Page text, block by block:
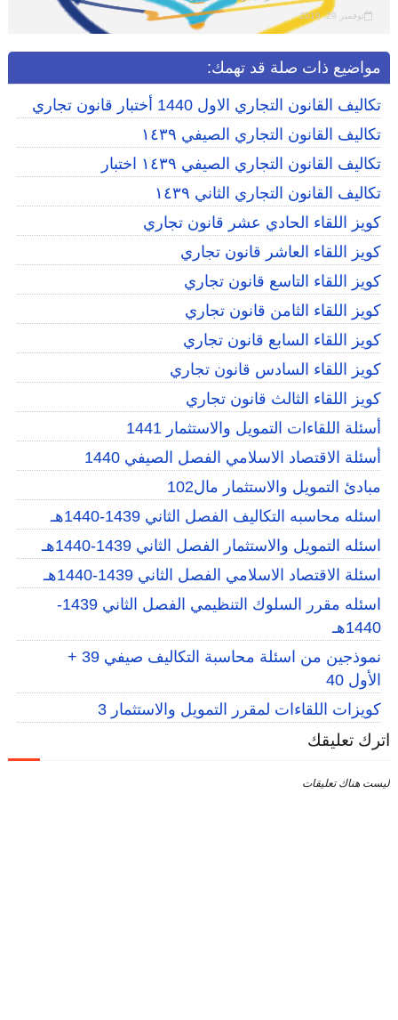
نوفمبر 29, 2019
مواضيع ذات صلة قد تهمك:
تكاليف القانون التجاري الاول 1440 أختبار قانون تجاري
تكاليف القانون التجاري الصيفي ١٤٣٩
تكاليف القانون التجاري الصيفي ١٤٣٩ اختبار
تكاليف القانون التجاري الثاني ١٤٣٩
كويز اللقاء الحادي عشر قانون تجاري
كويز اللقاء العاشر قانون تجاري
كويز اللقاء التاسع قانون تجاري
كويز اللقاء الثامن قانون تجاري
كويز اللقاء السابع قانون تجاري
كويز اللقاء السادس قانون تجاري
كويز اللقاء الثالث قانون تجاري
أسئلة اللقاءات التمويل والاستثمار 1441
أسئلة الاقتصاد الاسلامي الفصل الصيفي 1440
مبادئ التمويل والاستثمار مال102
اسئله محاسبه التكاليف الفصل الثاني 1439-1440هـ
اسئله التمويل والاستثمار الفصل الثاني 1439-1440هـ
اسئلة الاقتصاد الاسلامي الفصل الثاني 1439-1440هـ
اسئله مقرر السلوك التنظيمي الفصل الثاني 1439-
1440هـ
نموذجين من اسئلة محاسبة التكاليف صيفي 39 +
الأول 40
كويزات اللقاءات لمقرر التمويل والاستثمار 3
اترك تعليقك
ليست هناك تعليقات